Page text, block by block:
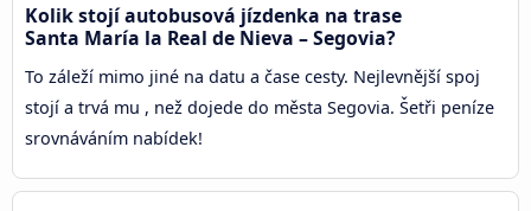
Kolik stojí autobusová jízdenka na trase
Santa María la Real de Nieva – Segovia?
To záleží mimo jiné na datu a čase cesty. Nejlevnější spoj
stojí a trvá mu , než dojede do města Segovia. Šetři peníze
srovnáváním nabídek!